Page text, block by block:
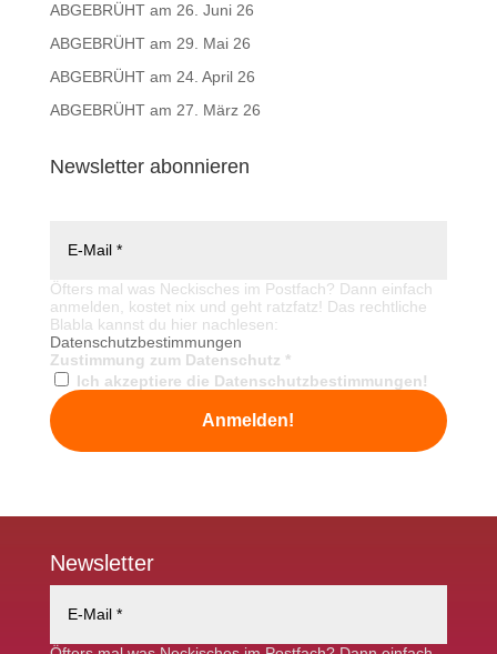
ABGEBRÜHT am 26. Juni 26
ABGEBRÜHT am 29. Mai 26
ABGEBRÜHT am 24. April 26
ABGEBRÜHT am 27. März 26
Newsletter abonnieren
Öfters mal was Neckisches im Postfach? Dann einfach
anmelden, kostet nix und geht ratzfatz! Das rechtliche
Blabla kannst du hier nachlesen:
Datenschutzbestimmungen
Zustimmung zum Datenschutz *
Ich akzeptiere die Datenschutzbestimmungen!
Newsletter